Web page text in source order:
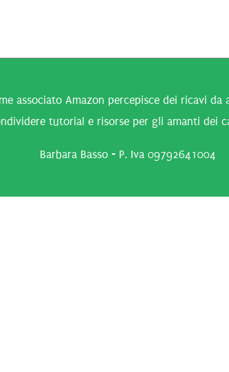
associato Amazon percepisce dei ricavi
tutorial e risorse per gli amanti dei
Barbara Basso - P. Iva 09792641004